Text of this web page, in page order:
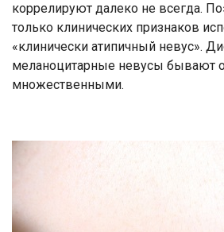
коррелируют далеко не всегда.
только клинических признаков
«клинически атипичный невус».
меланоцитарные невусы бывают
множественными.